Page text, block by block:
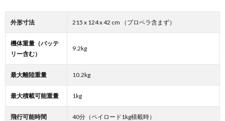
外形寸法 215 x 124 x 42 cm （プロペラ含まず）
機体重量（バッテ
リー含む）
9.2kg
最大離陸重量 10.2kg
最大積載可能重量 1kg
飛行可能時間 40分（ペイロード1kg積載時）